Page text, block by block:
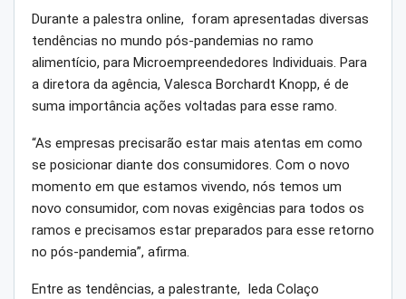
Durante a palestra online, foram apresentadas diversas
tendências no mundo pós-pandemias no ramo
alimentício, para Microempreendedores Individuais. Para
a diretora da agência, Valesca Borchardt Knopp, é de
suma importância ações voltadas para esse ramo.
“As empresas precisarão estar mais atentas em como
se posicionar diante dos consumidores. Com o novo
momento em que estamos vivendo, nós temos um
novo consumidor, com novas exigências para todos os
ramos e precisamos estar preparados para esse retorno
no pós-pandemia”, afirma.
Entre as tendências, a palestrante, Ieda Colaço